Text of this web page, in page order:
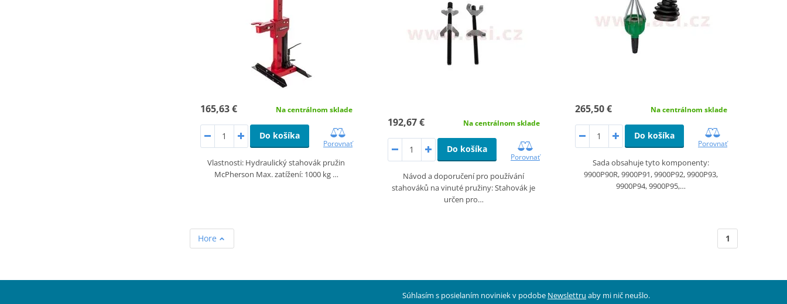
165,63 € Na centrálnom sklade
Do košíka
Porovnať
Vlastnosti: Hydraulický stahovák pružin
McPherson Max. zatížení: 1000 kg …
192,67 € Na centrálnom sklade
Do košíka
Porovnať
Návod a doporučení pro používání
stahováků na vinuté pružiny: Stahovák je
určen pro…
265,50 € Na centrálnom sklade
Do košíka
Porovnať
Sada obsahuje tyto komponenty:
9900P90R, 9900P91, 9900P92, 9900P93,
9900P94, 9900P95,…
1
Hore
Súhlasím s posielaním noviniek v podobe Newslettru aby mi nič neušlo.